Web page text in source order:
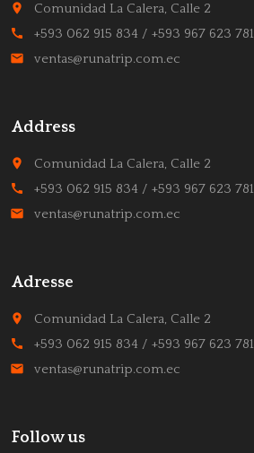
place Comunidad La Calera, Calle 2
call +593 062 915 834 / +593 967 623 781
email ventas@runatrip.com.ec
Address
place Comunidad La Calera, Calle 2
call +593 062 915 834 / +593 967 623 781
email ventas@runatrip.com.ec
Adresse
place Comunidad La Calera, Calle 2
call +593 062 915 834 / +593 967 623 781
email ventas@runatrip.com.ec
Follow us